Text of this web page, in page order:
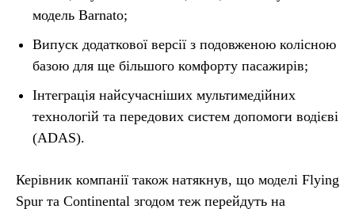
модель Barnato;
Випуск додаткової версії з подовженою колісною
базою для ще більшого комфорту пасажирів;
Інтеграція найсучасніших мультимедійних
технологій та передових систем допомоги водієві
(ADAS).
Керівник компанії також натякнув, що моделі Flying
Spur та Continental згодом теж перейдуть на